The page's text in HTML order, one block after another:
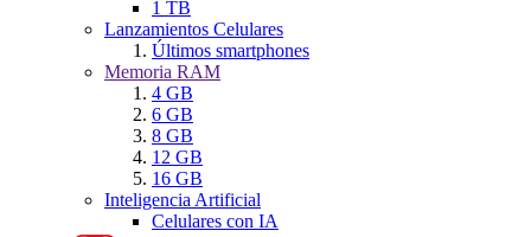
1 TB
Lanzamientos Celulares
Últimos smartphones
Memoria RAM
4 GB
6 GB
8 GB
12 GB
16 GB
Inteligencia Artificial
Celulares con IA